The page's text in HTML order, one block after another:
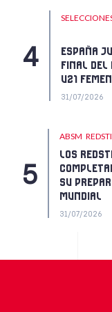
ESPAÑA
FINAL DEL
U21
31/07/2026
ABSM
LOS
SU
MUNDIAL
31/07/2026